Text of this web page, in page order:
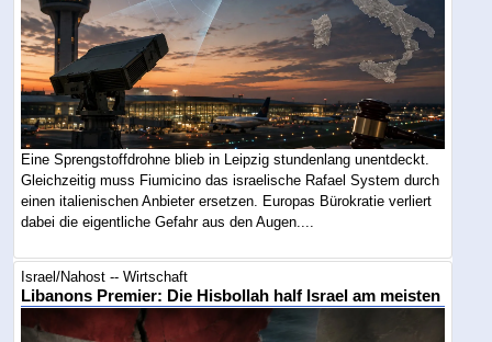
Eine Sprengstoffdrohne blieb in Leipzig stundenlang unentdeckt.
Gleichzeitig muss Fiumicino das israelische Rafael System durch
einen italienischen Anbieter ersetzen. Europas Bürokratie verliert
dabei die eigentliche Gefahr aus den Augen....
Israel/Nahost -- Wirtschaft
Libanons Premier: Die Hisbollah half Israel am meisten